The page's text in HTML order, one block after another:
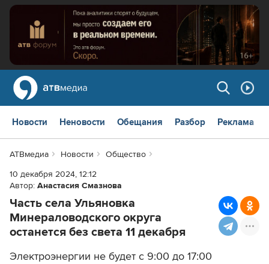
Новости Неновости Обещания Разбор Реклама
АТВмедиа Новости
Общество
10 декабря 2024, 12:12
Автор: Анастасия Смазнова
Часть села Ульяновка
Минераловодского округа
останется без света 11 декабря
Электроэнергии не будет с 9:00 до 17:00